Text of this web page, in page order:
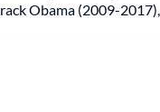
Obama (2009-